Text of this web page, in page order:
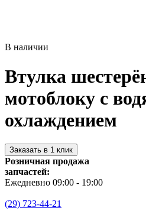
В наличии
Втулка
мотоблоку с
охлаждением
Заказать в 1 клик
Розничная продажа
запчастей:
Ежедневно 09:00 - 19:00
(29) 723-44-21